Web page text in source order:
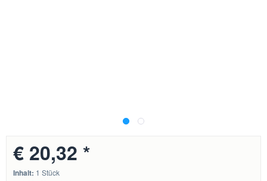
€ 20,32 *
Inhalt: 1 Stück